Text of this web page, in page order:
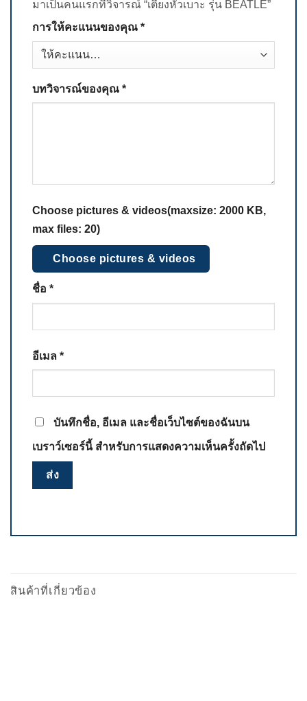
มาเป็นคนแรกที่วิจารณ์ “เตียงหัวเบาะ รุ่น BEATLE”
การให้คะแนนของคุณ *
บทวิจารณ์ของคุณ *
Choose pictures & videos(maxsize: 2000 KB,
max files: 20)
Choose pictures & videos
ชื่อ *
อีเมล *
บันทึกชื่อ, อีเมล และชื่อเว็บไซต์ของฉันบน
เบราว์เซอร์นี้ สำหรับการแสดงความเห็นครั้งถัดไป
สินค้าที่เกี่ยวข้อง